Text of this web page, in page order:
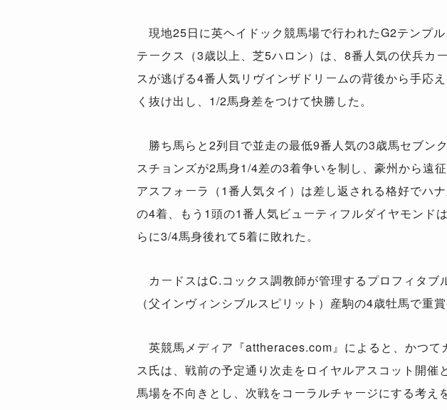
現地25日に英ヘイドック競馬場で行われたG2テンプル
テークス（3歳以上、芝5ハロン）は、8番人気の伏兵カ
スが逃げる4番人気リヴインザドリームの背後から手応え
く抜け出し、1/2馬身差をつけて快勝した。
勝ち馬らと2列目で並走の最低9番人気の3歳馬セブン
スチョンズが2馬身1/4差の3着争いを制し、豪州から遠
アスフォーラ（1番人気タイ）は差し返される格好でハ
の4着、もう1頭の1番人気ビューティフルダイヤモンド
らに3/4馬身後れて5着に敗れた。
カードスはC.コックス調教師が管理するプロフィタブ
（父インヴィンシブルスピリット）産駒の4歳牡馬で重
英競馬メディア『attheraces.com』によると、かつて
ス氏は、戦前の予定通り次走をロイヤルアスコット開
馬場を不向きとし、次戦をコーラルチャージにする考え